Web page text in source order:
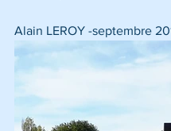
Alain LEROY -septembre